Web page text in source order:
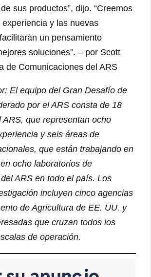
sus productos”, dijo. “Creemos
y las nuevas
un pensamiento
soluciones”. – por Scott
de Comunicaciones del ARS
El equipo del Gran Desafío de
por el ARS consta de 18
ARS, que representan ocho
y seis áreas de
que están trabajando en
ocho laboratorios de
ARS en todo el país. Los
incluyen cinco agencias
de Agricultura de EE. UU. y
que cruzan todos los
de operación.